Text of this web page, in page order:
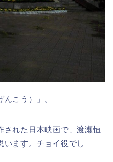
こう）」。
された日本映画で、渡瀬恒
います。チョイ役でし